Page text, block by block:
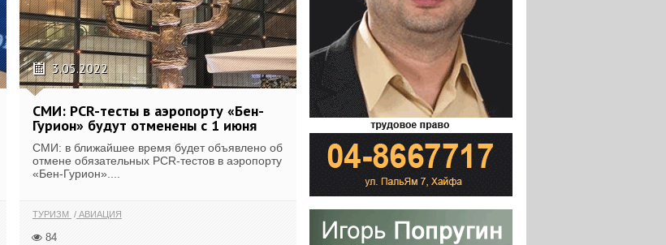
3.05.2022
СМИ: PCR-тесты в аэропорту «‎Бен-
Гурион» будут отменены с 1 июня
СМИ: в ближайшее время будет объявлено об
отмене обязательных PCR-тестов в аэропорту
«‎Бен-Гурион»....
ТУРИЗМ АВИАЦИЯ
84